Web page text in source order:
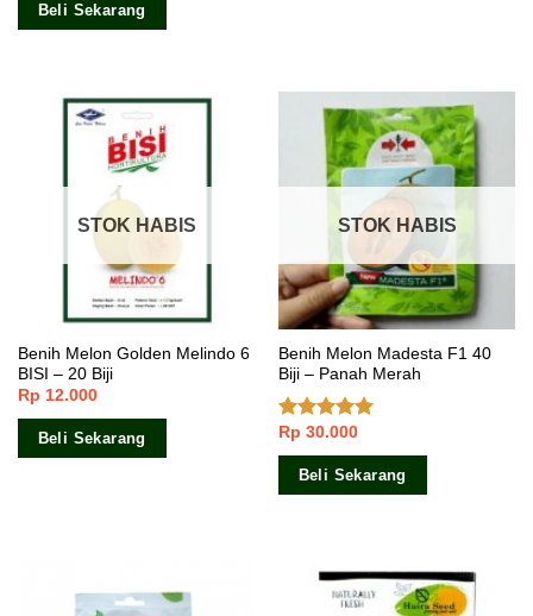
Beli Sekarang
STOK HABIS
Benih Melon Golden Melindo 6
BISI – 20 Biji
Rp 12.000
Beli Sekarang
STOK HABIS
Benih Melon Madesta F1 40
Biji – Panah Merah
Dinilai5.00
dari 5
Rp 30.000
Beli Sekarang